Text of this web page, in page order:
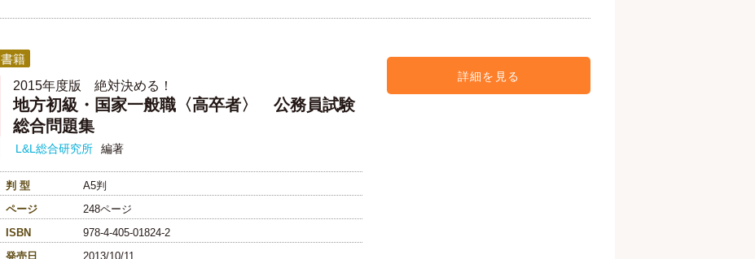
書籍
2015年度版 絶対決める！
地方初級・国家一般職〈高卒者〉 公務員試験
総合問題集
L&L総合研究所 編著
判 型
A5判
ページ
248ページ
ISBN
978-4-405-01824-2
発売日
2013/10/11
詳細を見る